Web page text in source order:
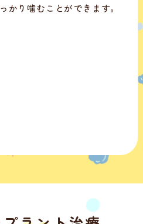
かり噛むことができます。